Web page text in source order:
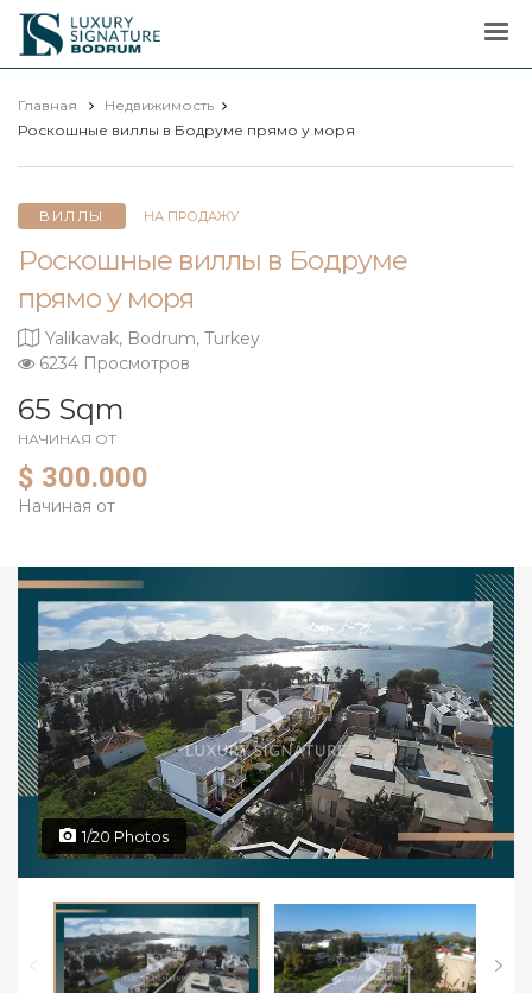
Luxury
Signature
Главная
Недвижимость
Роскошные виллы в Бодруме прямо у моря
ВИЛЛЫ НА ПРОДАЖУ
Роскошные виллы в Бодруме
прямо у моря
Yalikavak, Bodrum, Turkey
6234 Просмотров
65 Sqm
НАЧИНАЯ ОТ
$ 300.000
Начиная от
1/20 Photos